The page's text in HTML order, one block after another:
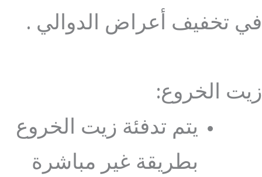
في تخفيف أعراض الدوالي .
زيت الخروع:
يتم تدفئة زيت الخروع
بطريقة غير مباشرة